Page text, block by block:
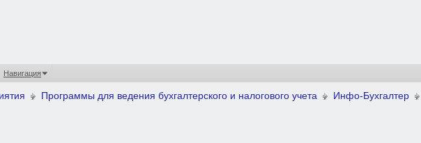
Навигация
Программы для ведения бухгалтерского и налогового учета Инфо-Бухгалтер